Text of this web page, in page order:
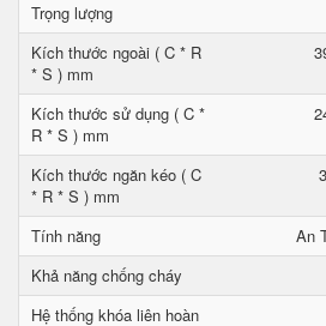
Trọng lượng
Kích thước ngoài ( C * R
* S ) mm
Kích thước sử dụng ( C *
R * S ) mm
Kích thước ngăn kéo ( C
* R * S ) mm
Tính năng
An
Khả năng chống cháy
Hệ thống khóa liên hoàn